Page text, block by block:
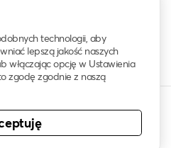
technologii, aby
lepszą jakość naszych
włączając opcję w Ustawienia
zgodę zgodnie z naszą
prawa zastrzeżone. Znak
znakiem towarowym.